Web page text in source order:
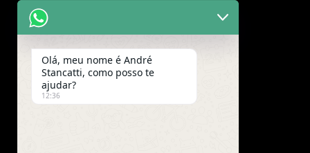
Olá, meu nome é André
Stancatti, como posso te
ajudar?
12:36